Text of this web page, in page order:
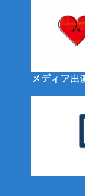
メディア出